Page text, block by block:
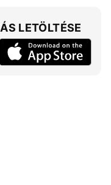
LETÖLTÉSE